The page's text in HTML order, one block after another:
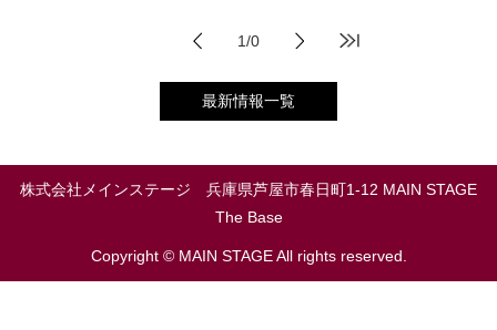
1/0
最新情報一覧
株式会社メインステージ 兵庫県芦屋市春日町1-12 MAIN STAGE
The Base
Copyright © MAIN STAGE All rights reserved.